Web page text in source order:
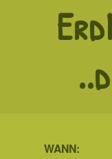
WANN: